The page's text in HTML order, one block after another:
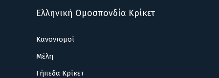
Ελληνική Ομοσπονδία Κρίκετ
Κανονισμοί
Μέλη
Γήπεδα Κρίκετ